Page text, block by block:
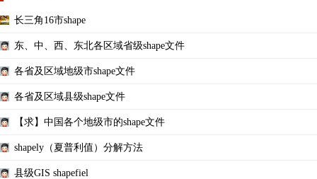
长三角16市shape
东、中、西、东北各区域省级shape文件
各省及区域地级市shape文件
各省及区域县级shape文件
【求】中国各个地级市的shape文件
shapely（夏普利值）分解方法
县级GIS shapefiel